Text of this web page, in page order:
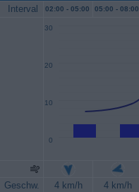
Interval 02:00 - 05:00 05:00 - 08:00
0
10
20
30
Geschw. 4 km/h 4 km/h